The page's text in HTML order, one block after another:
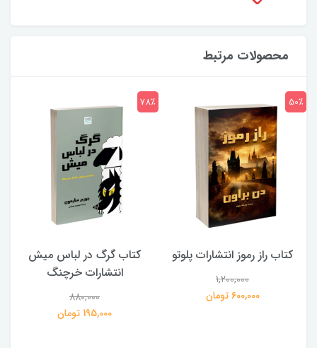
محصولات مرتبط
کتاب راز رموز انتشارات پلوتو
1,200,000
600,000 تومان
50٪
کتاب گرگ در لباس میش
انتشارات خرچنگ
880,000
195,000 تومان
78٪